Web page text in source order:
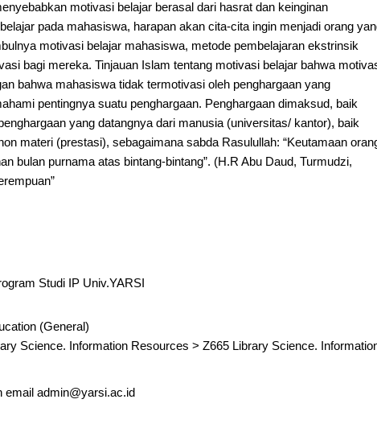
motivasi belajar berasal dari hasrat dan keinginan
pada mahasiswa, harapan akan cita-cita ingin menjadi orang
motivasi belajar mahasiswa, metode pembelajaran ekstrinsik
bagi mereka. Tinjauan Islam tentang motivasi belajar bahwa
bahwa mahasiswa tidak termotivasi oleh penghargaan yang
pentingnya suatu penghargaan. Penghargaan dimaksud, baik
yang datangnya dari manusia (universitas/ kantor), baik
materi (prestasi), sebagaimana sabda Rasulullah: “Keutamaan
bulan purnama atas bintang-bintang”. (H.R Abu Daud, Turmudzi,
Studi IP Univ.YARSI
(General)
Science. Information Resources > Z665 Library Science.
email admin@yarsi.ac.id